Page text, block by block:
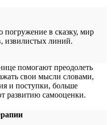
погружение в сказку, мир
извилистых линий.